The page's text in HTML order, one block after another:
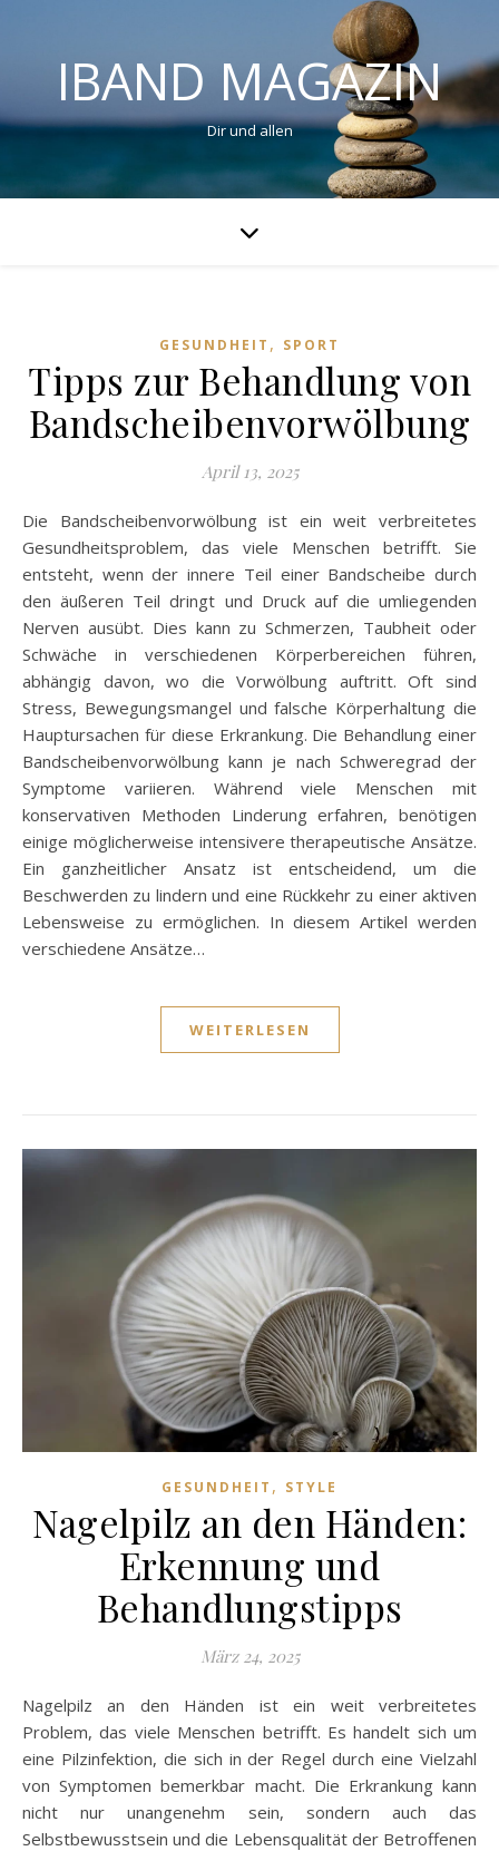
IBAND MAGAZIN
Dir und allen
GESUNDHEIT , SPORT
Tipps zur Behandlung von
Bandscheibenvorwölbung
April 13, 2025
Die Bandscheibenvorwölbung ist ein weit verbreitetes
Gesundheitsproblem, das viele Menschen betrifft. Sie
entsteht, wenn der innere Teil einer Bandscheibe durch
den äußeren Teil dringt und Druck auf die umliegenden
Nerven ausübt. Dies kann zu Schmerzen, Taubheit oder
Schwäche in verschiedenen Körperbereichen führen,
abhängig davon, wo die Vorwölbung auftritt. Oft sind
Stress, Bewegungsmangel und falsche Körperhaltung die
Hauptursachen für diese Erkrankung. Die Behandlung einer
Bandscheibenvorwölbung kann je nach Schweregrad der
Symptome variieren. Während viele Menschen mit
konservativen Methoden Linderung erfahren, benötigen
einige möglicherweise intensivere therapeutische Ansätze.
Ein ganzheitlicher Ansatz ist entscheidend, um die
Beschwerden zu lindern und eine Rückkehr zu einer aktiven
Lebensweise zu ermöglichen. In diesem Artikel werden
verschiedene Ansätze…
WEITERLESEN
GESUNDHEIT , STYLE
Nagelpilz an den Händen:
Erkennung und
Behandlungstipps
März 24, 2025
Nagelpilz an den Händen ist ein weit verbreitetes
Problem, das viele Menschen betrifft. Es handelt sich um
eine Pilzinfektion, die sich in der Regel durch eine Vielzahl
von Symptomen bemerkbar macht. Die Erkrankung kann
nicht nur unangenehm sein, sondern auch das
Selbstbewusstsein und die Lebensqualität der Betroffenen